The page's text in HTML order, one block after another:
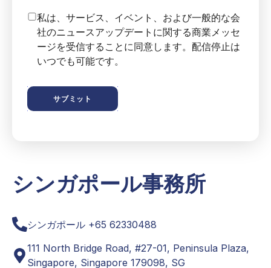
私は、サービス、イベント、および一般的な会
社のニュースアップデートに関する商業メッセ
ージを受信することに同意します。配信停止は
いつでも可能です。
サブミット
シンガポール事務所
シンガポール +65 62330488
111 North Bridge Road, #27-01, Peninsula Plaza,
Singapore, Singapore 179098, SG